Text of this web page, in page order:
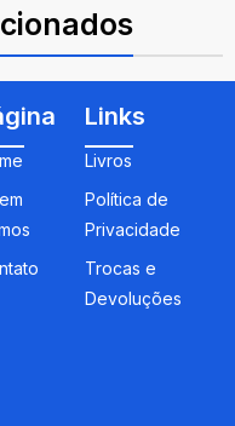
Links
Livros
Política de
Privacidade
Trocas e
Devoluções